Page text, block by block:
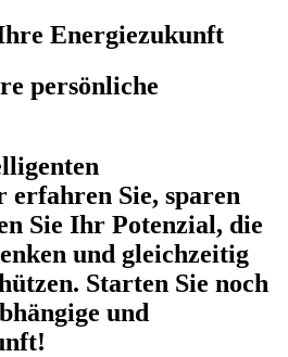
Energiezukunft
persönliche
erfahren Sie, sparen
Sie Ihr Potenzial, die
und gleichzeitig
Starten Sie noch
und